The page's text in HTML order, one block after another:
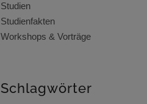
Studien
Studienfakten
Workshops & Vorträge
Schlagwörter